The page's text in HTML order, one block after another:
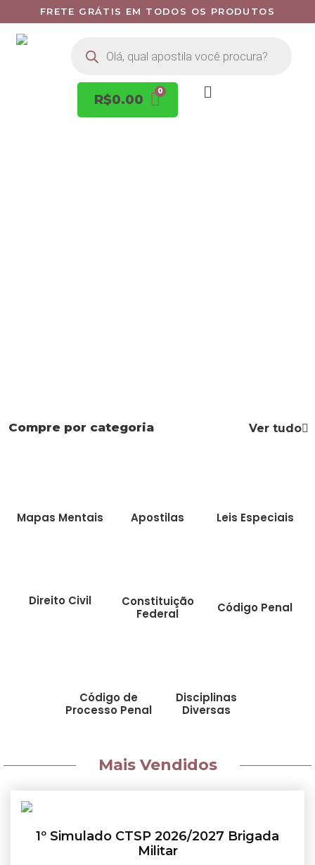
FRETE GRÁTIS EM TODOS OS PRODUTOS
R$0.00
Compre por categoria Ver tudo
Mapas Mentais Apostilas Leis Especiais
Direito Civil
Constituição
Federal
Código Penal
Código de
Processo Penal
Disciplinas
Diversas
Mais Vendidos
1º Simulado CTSP 2026/2027 Brigada
Militar